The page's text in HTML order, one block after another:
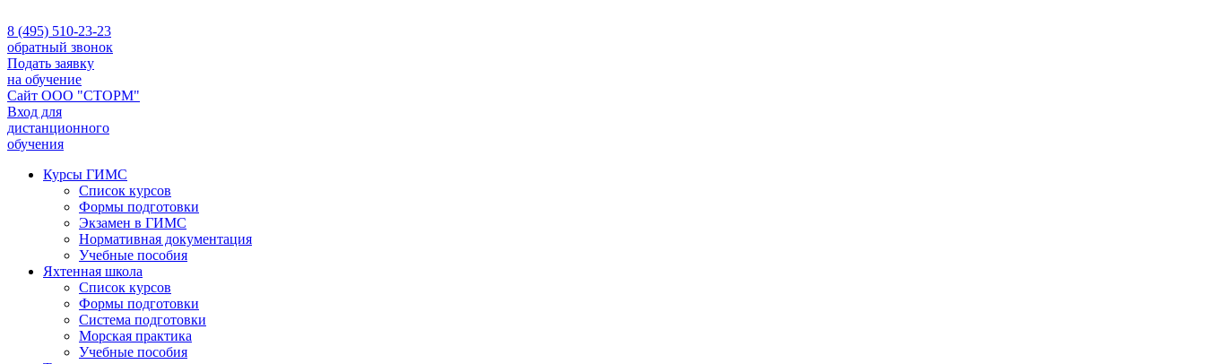
8 (495) 510-23-23
обратный звонок
Подать заявку
на обучение
Сайт ООО "СТОРМ"
Вход для
дистанционного
обучения
Курсы ГИМС
Список курсов
Формы подготовки
Экзамен в ГИМС
Нормативная документация
Учебные пособия
Яхтенная школа
Список курсов
Формы подготовки
Cистема подготовки
Морская практика
Учебные пособия